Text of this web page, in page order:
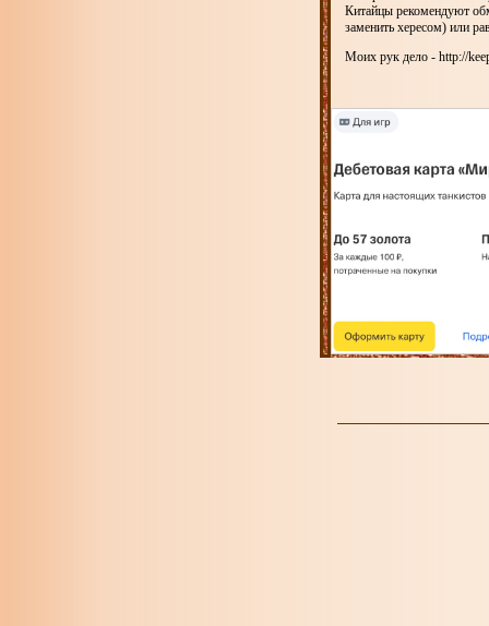
Китайцы рекомендуют
заменить хересом) или
Моих рук дело - http://